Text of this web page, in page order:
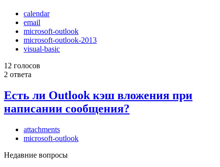
calendar
email
microsoft-outlook
microsoft-outlook-2013
visual-basic
12 голосов
2 ответа
Есть ли Outlook кэш вложения при
написании сообщения?
attachments
microsoft-outlook
Недавние вопросы